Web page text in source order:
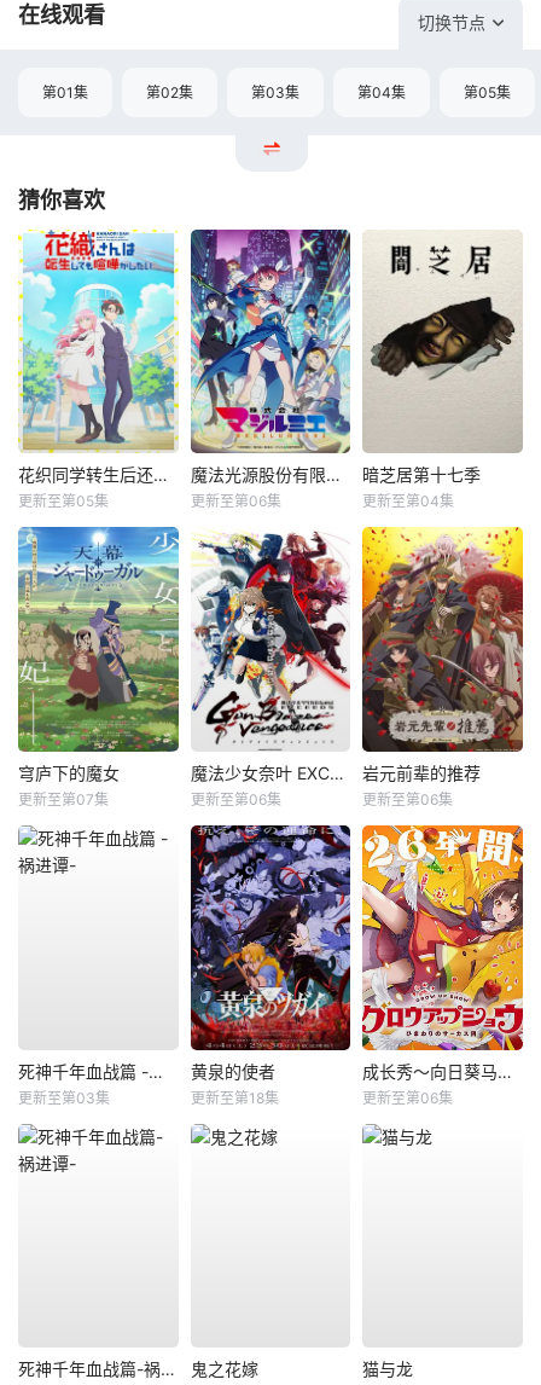
在线观看 切换节点
第01集 第02集 第03集 第04集 第05集
猜你喜欢
花织同学转生后还是想干架
更新至第05集
魔法光源股份有限公司第二季
更新至第06集
暗芝居第十七季
更新至第04集
穹庐下的魔女
更新至第07集
魔法少女奈叶 EXCEEDS Gun Blaze Vengeance
更新至第06集
岩元前辈的推荐
更新至第06集
死神千年血战篇 -祸进谭-
更新至第03集
黄泉的使者
更新至第18集
成长秀～向日葵马戏团～
更新至第06集
死神千年血战篇-祸进谭- 鬼之花嫁 猫与龙